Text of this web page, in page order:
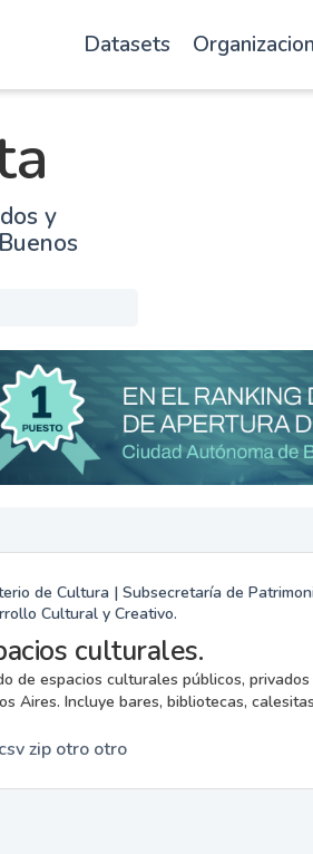
Datasets
y
de Cultura | Subsecretaría de
Cultural y Creativo.
culturales.
de espacios culturales públicos,
Aires. Incluye bares, bibliotecas,
csvzip otro otro